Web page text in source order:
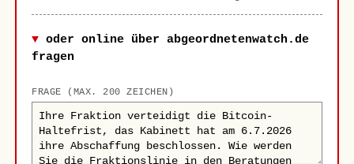
oder online über abgeordnetenwatch.de
fragen
FRAGE (MAX. 200 ZEICHEN)